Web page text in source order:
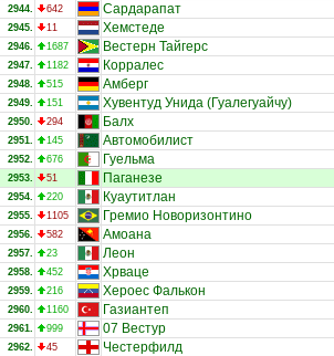
2944.
642 Сардарапат
2945.
11 Хемстеде
2946.
1687 Вестерн Тайгерс
2947.
1182 Корралес
2948.
515 Амберг
2949.
151 Хувентуд Унида (Гуалегуайчу)
2950.
294 Балх
2951.
145 Автомобилист
2952.
676 Гуельма
2953.
51 Паганезе
2954.
220 Куаутитлан
2955.
1105 Гремио Новоризонтино
2956.
582 Амоана
2957.
23 Леон
2958.
452 Хрваце
2959.
216 Хероес Фалькон
2960.
1160 Газиантеп
2961.
999 07 Вестур
2962.
45 Честерфилд